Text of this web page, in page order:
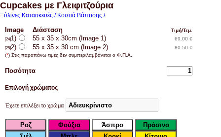
Cupcakes με Γλειφιτζούρια
Ξύλινες Κατασκευές / Κουτιά Βάπτισης /
Image Διάσταση Τιμή/Τεμ.
[24] 1) 55 x 35 x 30cm (Image 1) 69.00 €
[25]2) 55 x 35 x 30 cm (Image 2)
80.50 €
(*) Στις παραπάνω τιμές δεν συμπεριλαμβάνεται ο Φ.Π.Α.
Ποσότητα
Επιλογή χρώματος
Έχετε επιλέξει το χρώμα